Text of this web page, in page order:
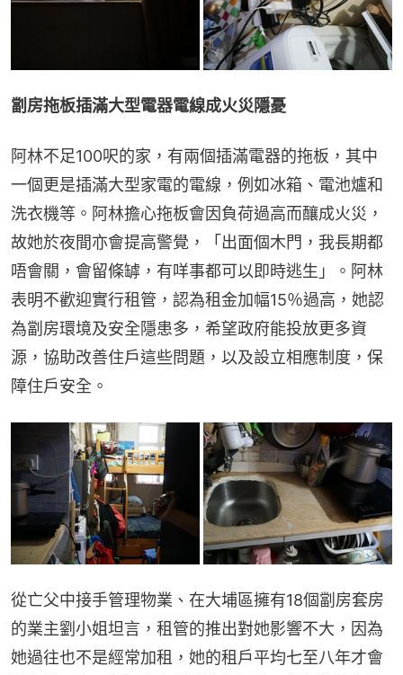
劏房拖板插滿大型電器電線成火災隱憂
阿林不足100呎的家，有兩個插滿電器的拖板，其中
一個更是插滿大型家電的電線，例如冰箱、電池爐和
洗衣機等。阿林擔心拖板會因負荷過高而釀成火災，
故她於夜間亦會提高警覺，「出面個木門，我長期都
唔會關，會留條罅，有咩事都可以即時逃生」。阿林
表明不歡迎實行租管，認為租金加幅15％過高，她認
為劏房環境及安全隱患多，希望政府能投放更多資
源，協助改善住戶這些問題，以及設立相應制度，保
障住戶安全。
從亡父中接手管理物業、在大埔區擁有18個劏房套房
的業主劉小姐坦言，租管的推出對她影響不大，因為
她過往也不是經常加租，她的租戶平均七至八年才會